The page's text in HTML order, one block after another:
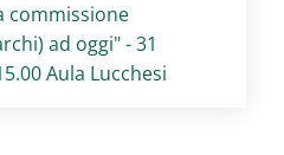
commissione
ad oggi" - 31
Aula Lucchesi